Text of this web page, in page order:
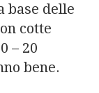
base delle
cotte
– 20
bene.